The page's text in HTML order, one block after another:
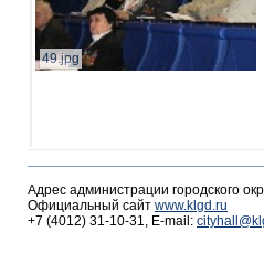
49.jpg
Адрес администрации городского
Официальный сайт www.klgd.ru
+7 (4012) 31-10-31, E-mail: